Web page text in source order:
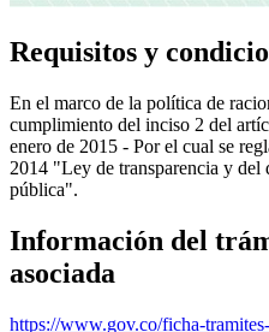
Requisitos y
En el marco de la política de
cumplimiento del inciso 2 del
enero de 2015 - Por el cual se
2014 "Ley de transparencia y del
pública".
Información del
asociada
https://www.gov.co/ficha-